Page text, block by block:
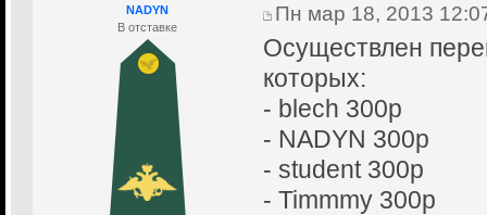
NADYN
В отставке
Пн мар 18, 2013
Осуществлен
которых:
- blech 300р
- NADYN 300р
- student 300р
- Timmmy 300р